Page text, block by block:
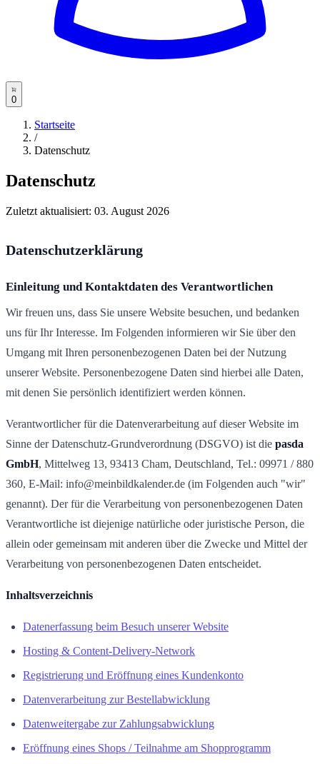
0
Startseite
/
Datenschutz
Datenschutz
Zuletzt aktualisiert: 03. August 2026
Datenschutzerklärung
Einleitung und Kontaktdaten des Verantwortlichen
Wir freuen uns, dass Sie unsere Website besuchen, und bedanken
uns für Ihr Interesse. Im Folgenden informieren wir Sie über den
Umgang mit Ihren personenbezogenen Daten bei der Nutzung
unserer Website. Personenbezogene Daten sind hierbei alle Daten,
mit denen Sie persönlich identifiziert werden können.
Verantwortlicher für die Datenverarbeitung auf dieser Website im
Sinne der Datenschutz-Grundverordnung (DSGVO) ist die pasda
GmbH, Mittelweg 13, 93413 Cham, Deutschland, Tel.: 09971 / 880
360, E-Mail: info@meinbildkalender.de (im Folgenden auch "wir"
genannt). Der für die Verarbeitung von personenbezogenen Daten
Verantwortliche ist diejenige natürliche oder juristische Person, die
allein oder gemeinsam mit anderen über die Zwecke und Mittel der
Verarbeitung von personenbezogenen Daten entscheidet.
Inhaltsverzeichnis
Datenerfassung beim Besuch unserer Website
Hosting & Content-Delivery-Network
Registrierung und Eröffnung eines Kundenkonto
Datenverarbeitung zur Bestellabwicklung
Datenweitergabe zur Zahlungsabwicklung
Eröffnung eines Shops / Teilnahme am Shopprogramm